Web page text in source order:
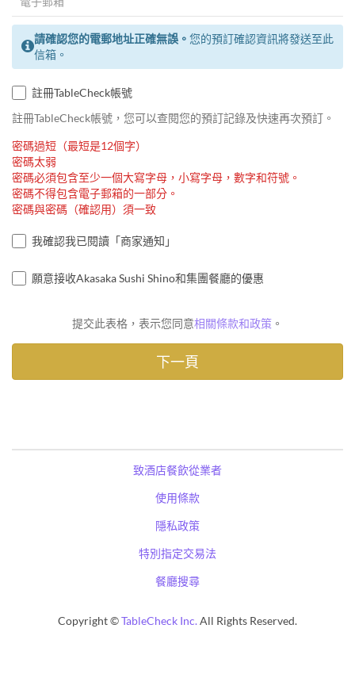
請確認您的電郵地址正確無誤。 您的預訂確認資訊將發送至此
信箱。
註冊TableCheck帳號
註冊TableCheck帳號，您可以查閱您的預訂記錄及快速再次預訂。
密碼過短（最短是12個字）
密碼太弱
密碼必須包含至少一個大寫字母，小寫字母，數字和符號。
密碼不得包含電子郵箱的一部分。
密碼與密碼（確認用）須一致
我確認我已閱讀「商家通知」
願意接收Akasaka Sushi Shino和集團餐廳的優惠
提交此表格，表示您同意相關條款和政策 。
致酒店餐飲從業者
使用條款
隱私政策
特別指定交易法
餐廳搜尋
Copyright ©TableCheck Inc.All Rights Reserved.